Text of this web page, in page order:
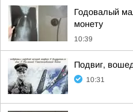
Годовалый
монету
10:39
Подвиг,
10:31